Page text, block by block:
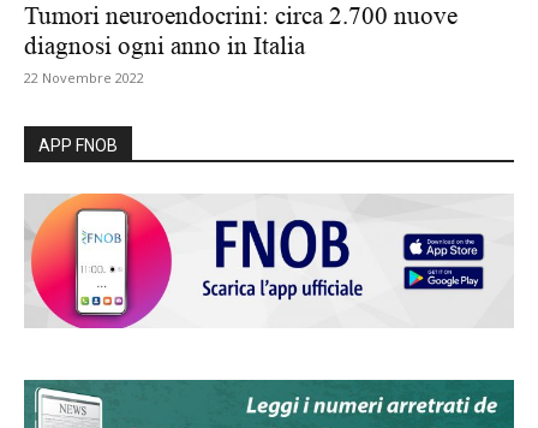
Tumori neuroendocrini: circa 2.700 nuove
diagnosi ogni anno in Italia
22 Novembre 2022
APP FNOB